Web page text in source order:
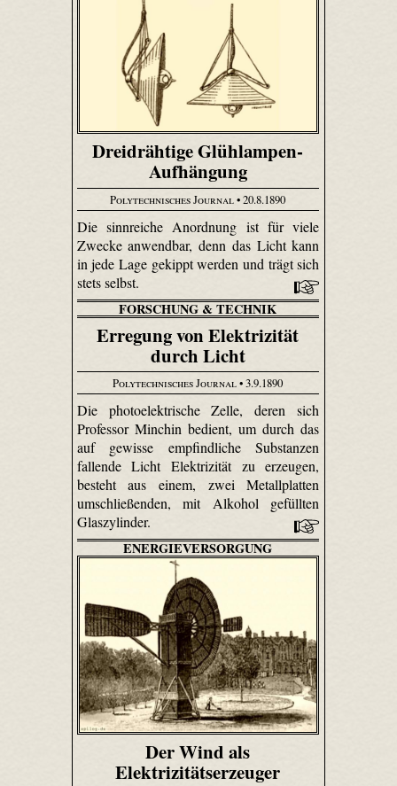
Dreidrähtige Glühlampen-
Aufhängung
Polytechnisches Journal• 20.8.1890
Die sinnreiche Anordnung ist für viele
Zwecke anwendbar, denn das Licht kann
in jede Lage gekippt werden und trägt sich
stets selbst.
FORSCHUNG & TECHNIK
Erregung von Elektrizität
durch Licht
Polytechnisches Journal• 3.9.1890
Die photoelektrische Zelle, deren sich
Professor Minchin bedient, um durch das
auf gewisse empfindliche Substanzen
fallende Licht Elektrizität zu erzeugen,
besteht aus einem, zwei Metallplatten
umschließenden, mit Alkohol gefüllten
Glaszylinder.
ENERGIEVERSORGUNG
Der Wind als
Elektrizitätserzeuger